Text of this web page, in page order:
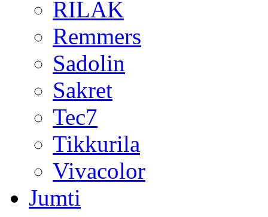
RILAK
Remmers
Sadolin
Sakret
Tec7
Tikkurila
Vivacolor
Jumti